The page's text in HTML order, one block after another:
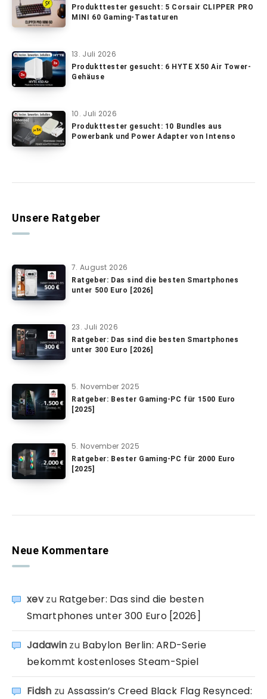
Produkttester gesucht: 5 Corsair CLIPPER PRO
MINI 60 Gaming-Tastaturen
13. Juli 2026
Produkttester gesucht: 6 HYTE X50 Air Tower-
Gehäuse
10. Juli 2026
Produkttester gesucht: 10 Bundles aus
Powerbank und Power Adapter von Intenso
Unsere Ratgeber
7. August 2026
Ratgeber: Das sind die besten Smartphones
unter 500 Euro [2026]
23. Juli 2026
Ratgeber: Das sind die besten Smartphones
unter 300 Euro [2026]
5. November 2025
Ratgeber: Bester Gaming-PC für 1500 Euro
[2025]
5. November 2025
Ratgeber: Bester Gaming-PC für 2000 Euro
[2025]
Neue Kommentare
xevzu Ratgeber: Das sind die besten
Smartphones unter 300 Euro [2026]
Jadawin zu Babylon Berlin: ARD-Serie
bekommt kostenloses Steam-Spiel
Fidsh zu Assassin’s Creed Black Flag Resynced: